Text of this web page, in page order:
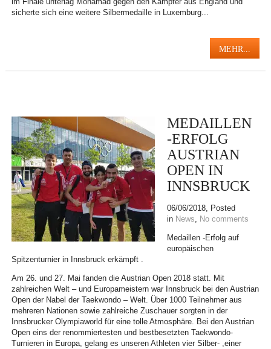
sicherte sich eine weitere Silbermedaille in Luxemburg...
MEHR...
MEDAILLEN
-ERFOLG
AUSTRIAN
OPEN IN
INNSBRUCK
06/06/2018, Posted
in News, No comments
Medaillen -Erfolg auf
europäischen
Spitzenturnier in Innsbruck erkämpft .
Am 26. und 27. Mai fanden die Austrian Open 2018 statt. Mit
zahlreichen Welt – und Europameistern war Innsbruck bei den Austrian
Open der Nabel der Taekwondo – Welt. Über 1000 Teilnehmer aus
mehreren Nationen sowie zahlreiche Zuschauer sorgten in der
Innsbrucker Olympiaworld für eine tolle Atmosphäre. Bei den Austrian
Open eins der renommiertesten und bestbesetzten Taekwondo-
Turnieren in Europa, gelang es unseren Athleten vier Silber- ,einer